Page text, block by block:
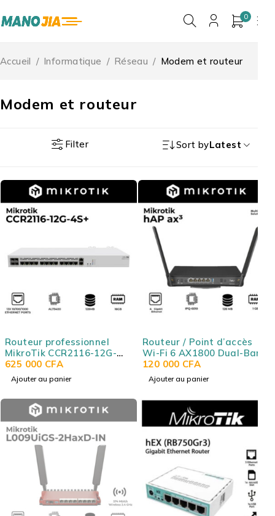
0
Modem et routeur
Accueil / Informatique / Réseau / Modem et routeur
Filter Sort byLatest
Routeur professionnel
MikroTik CCR2116-12G-
4S+ - 13 Ports Gigabit - 4x
SFP+ 10G - CPU AL73400 -
16GB RAM - Rackable
625 000 CFA
Ajouter au panier
Routeur / Point d’accès
Wi-Fi 6 AX1800 Dual-Band
avec port 2.5G, USB 3.0
MIKROTIK
C53UiG+5HPaxD2HPaxD
120 000 CFA
Ajouter au panier